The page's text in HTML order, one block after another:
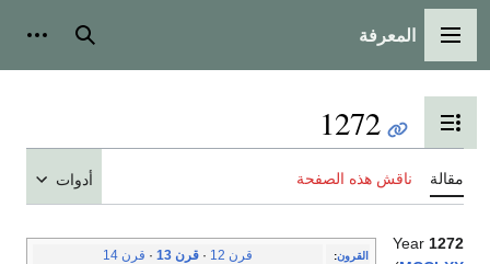
القائمة الرئيسية
المعرفة بحث
تبديل عرض جدول المحتويات
1272
مقالة ناقش هذه الصفحة أدوات
القرون: قرن 12 · قرن 13 · قرن 14
Year 1272